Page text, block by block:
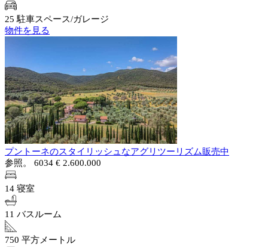
25 駐車スペース/ガレージ
物件を見る
プントーネのスタイリッシュなアグリツーリズム販売中
参照。 6034 € 2.600.000
14 寝室
11 バスルーム
750 平方メートル